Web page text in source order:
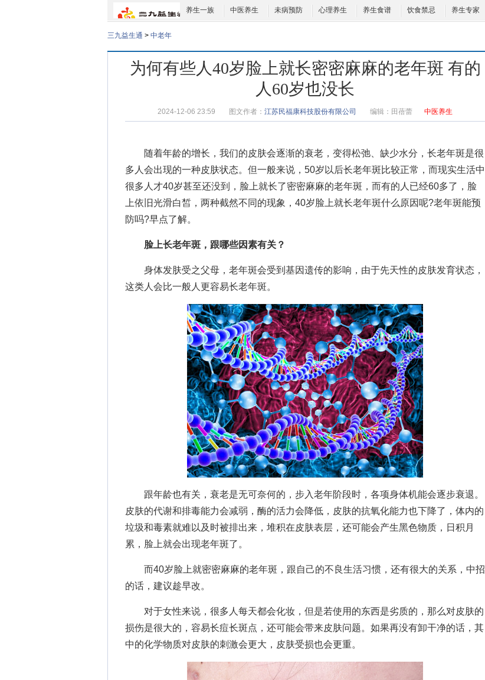
养生一族 中医养生 未病预防 心理养生 养生食谱 饮食禁忌 养生专家
三九益生通 > 中老年
为何有些人40岁脸上就长密密麻麻的老年斑 有的
人60岁也没长
2024-12-06 23:59 图文作者： 江苏民福康科技股份有限公司 编辑： 田蓓蕾 中医养生
随着年龄的增长，我们的皮肤会逐渐的衰老，变得松弛、缺少水分，长老年斑是很
多人会出现的一种皮肤状态。但一般来说，50岁以后长老年斑比较正常，而现实生活中
很多人才40岁甚至还没到，脸上就长了密密麻麻的老年斑，而有的人已经60多了，脸
上依旧光滑白皙，两种截然不同的现象， 40岁脸上就长老年斑什么原因 呢?老年斑能预
防吗?早点了解。
脸上长老年斑，跟哪些因素有关？
身体发肤受之父母，老年斑会受到基因遗传的影响，由于先天性的皮肤发育状态，
这类人会比一般人更容易长老年斑。
跟年龄也有关，衰老是无可奈何的，步入老年阶段时，各项身体机能会逐步衰退。
皮肤的代谢和排毒能力会减弱，酶的活力会降低，皮肤的抗氧化能力也下降了，体内的
垃圾和毒素就难以及时被排出来，堆积在皮肤表层，还可能会产生黑色物质，日积月
累，脸上就会出现老年斑了。
而40岁脸上就密密麻麻的老年斑，跟自己的不良生活习惯，还有很大的关系，中招
的话，建议趁早改。
对于女性来说，很多人每天都会化妆，但是若使用的东西是劣质的，那么对皮肤的
损伤是很大的，容易长痘长斑点，还可能会带来皮肤问题。如果再没有卸干净的话，其
中的化学物质对皮肤的刺激会更大，皮肤受损也会更重。